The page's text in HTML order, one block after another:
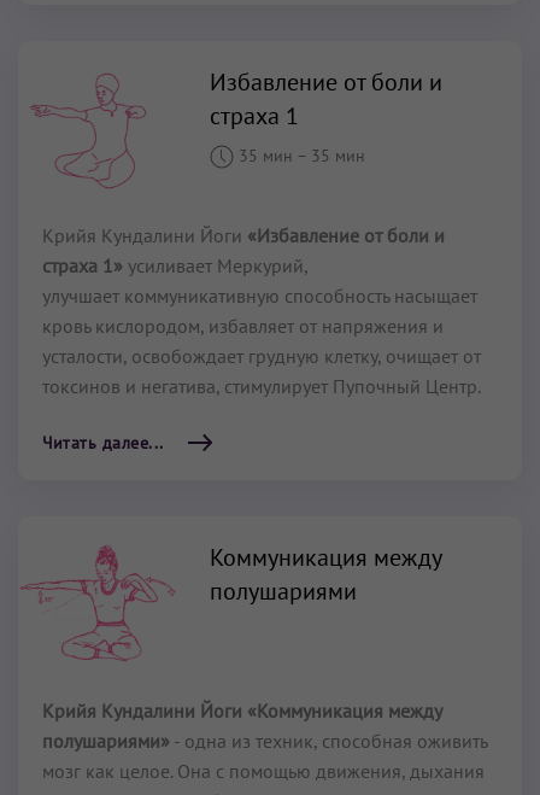
Избавление от боли и
страха 1
35 мин – 35 мин
Крийя Кундалини Йоги «Избавление от боли и
страха 1» усиливает Меркурий,
улучшает коммуникативную способность насыщает
кровь кислородом, избавляет от напряжения и
усталости, освобождает грудную клетку, очищает от
токсинов и негатива, стимулирует Пупочный Центр.
Читать далее...
Коммуникация между
полушариями
Крийя Кундалини Йоги «Коммуникация между
полушариями» - одна из техник, способная оживить
мозг как целое. Она с помощью движения, дыхания